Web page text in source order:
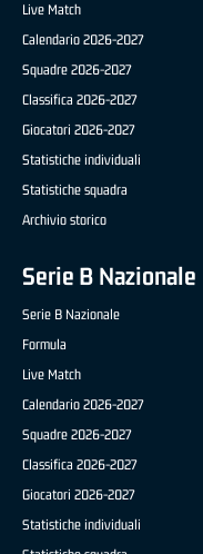
Live Match
Calendario 2026-2027
Squadre 2026-2027
Classifica 2026-2027
Giocatori 2026-2027
Statistiche individuali
Statistiche squadra
Archivio storico
Serie B Nazionale
Serie B Nazionale
Formula
Live Match
Calendario 2026-2027
Squadre 2026-2027
Classifica 2026-2027
Giocatori 2026-2027
Statistiche individuali